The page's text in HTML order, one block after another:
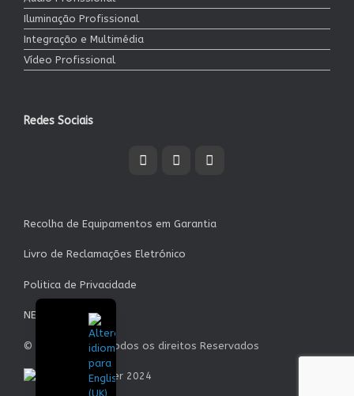
Iluminação Profissional
Integração e Multimédia
Vídeo Profissional
Redes Sociais
Recolha de Equipamentos em Garantia
Livro de Reclamações Eletrónico
Politica de Privacidade
NEWSLETTER
© Garrett S.A. - Todos os direitos Reservados